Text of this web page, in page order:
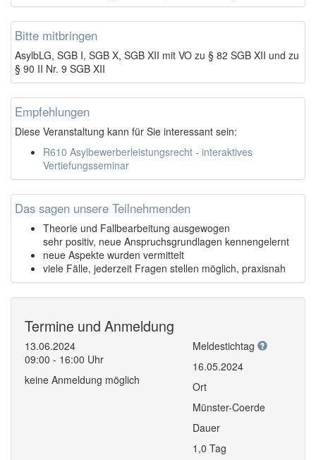
Bitte mitbringen
AsylbLG, SGB I, SGB X, SGB XII mit VO zu § 82 SGB XII und zu
§ 90 II Nr. 9 SGB XII
Empfehlungen
Diese Veranstaltung kann für Sie interessant sein:
R610 Asylbewerberleistungsrecht - interaktives
Vertiefungsseminar
Das sagen unsere Teilnehmenden
Theorie und Fallbearbeitung ausgewogen
sehr positiv, neue Anspruchsgrundlagen kennengelernt
neue Aspekte wurden vermittelt
viele Fälle, jederzeit Fragen stellen möglich, praxisnah
Termine und Anmeldung
13.06.2024
09:00 - 16:00 Uhr
keine Anmeldung möglich
Meldestichtag
16.05.2024
Ort
Münster-Coerde
Dauer
1,0 Tag